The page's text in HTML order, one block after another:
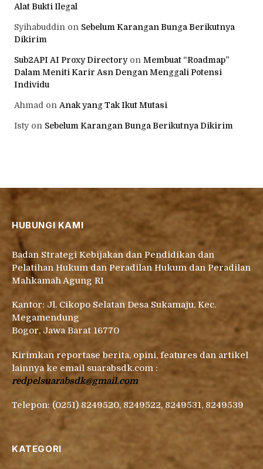
Alat Bukti Ilegal
Syihabuddin on Sebelum Karangan Bunga Berikutnya
Dikirim
Sub2API AI Proxy Directoryon Membuat “Roadmap”
Dalam Meniti Karir Asn Dengan Menggali Potensi
Individu
Ahmad on Anak yang Tak Ikut Mutasi
Istyon Sebelum Karangan Bunga Berikutnya Dikirim
HUBUNGI KAMI
Badan Strategi Kebijakan dan Pendidikan dan
Pelatihan Hukum dan Peradilan Hukum dan Peradilan
Mahkamah Agung RI
Kantor: Jl. Cikopo Selatan Desa Sukamaju, Kec.
Megamendung
Bogor, Jawa Barat 16770
Kirimkan reportase berita, opini, features dan artikel
lainnya ke email suarabsdk.com :
redpelsuarabsdk@gmail.com
Telepon: (0251) 8249520, 8249522, 8249531, 8249539
KATEGORI